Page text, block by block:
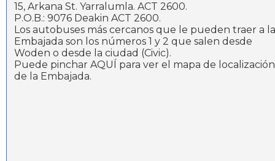
15, Arkana St. Yarralumla. ACT 2600.
P.O.B.: 9076 Deakin ACT 2600.
Los autobuses más cercanos que le pueden traer a la
Embajada son los números 1 y 2 que salen desde
Woden o desde la ciudad (Civic).
Puede pinchar AQUÍ para ver el mapa de localización
de la Embajada.